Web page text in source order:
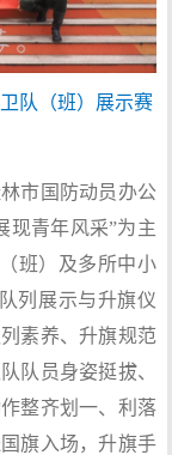
队（班）展示赛
市国防动员办公
现青年风采”为主
班）及多所中小
列展示与升旗仪
素养、升旗规范
队员身姿挺拔、
整齐划一、利落
旗入场，升旗手